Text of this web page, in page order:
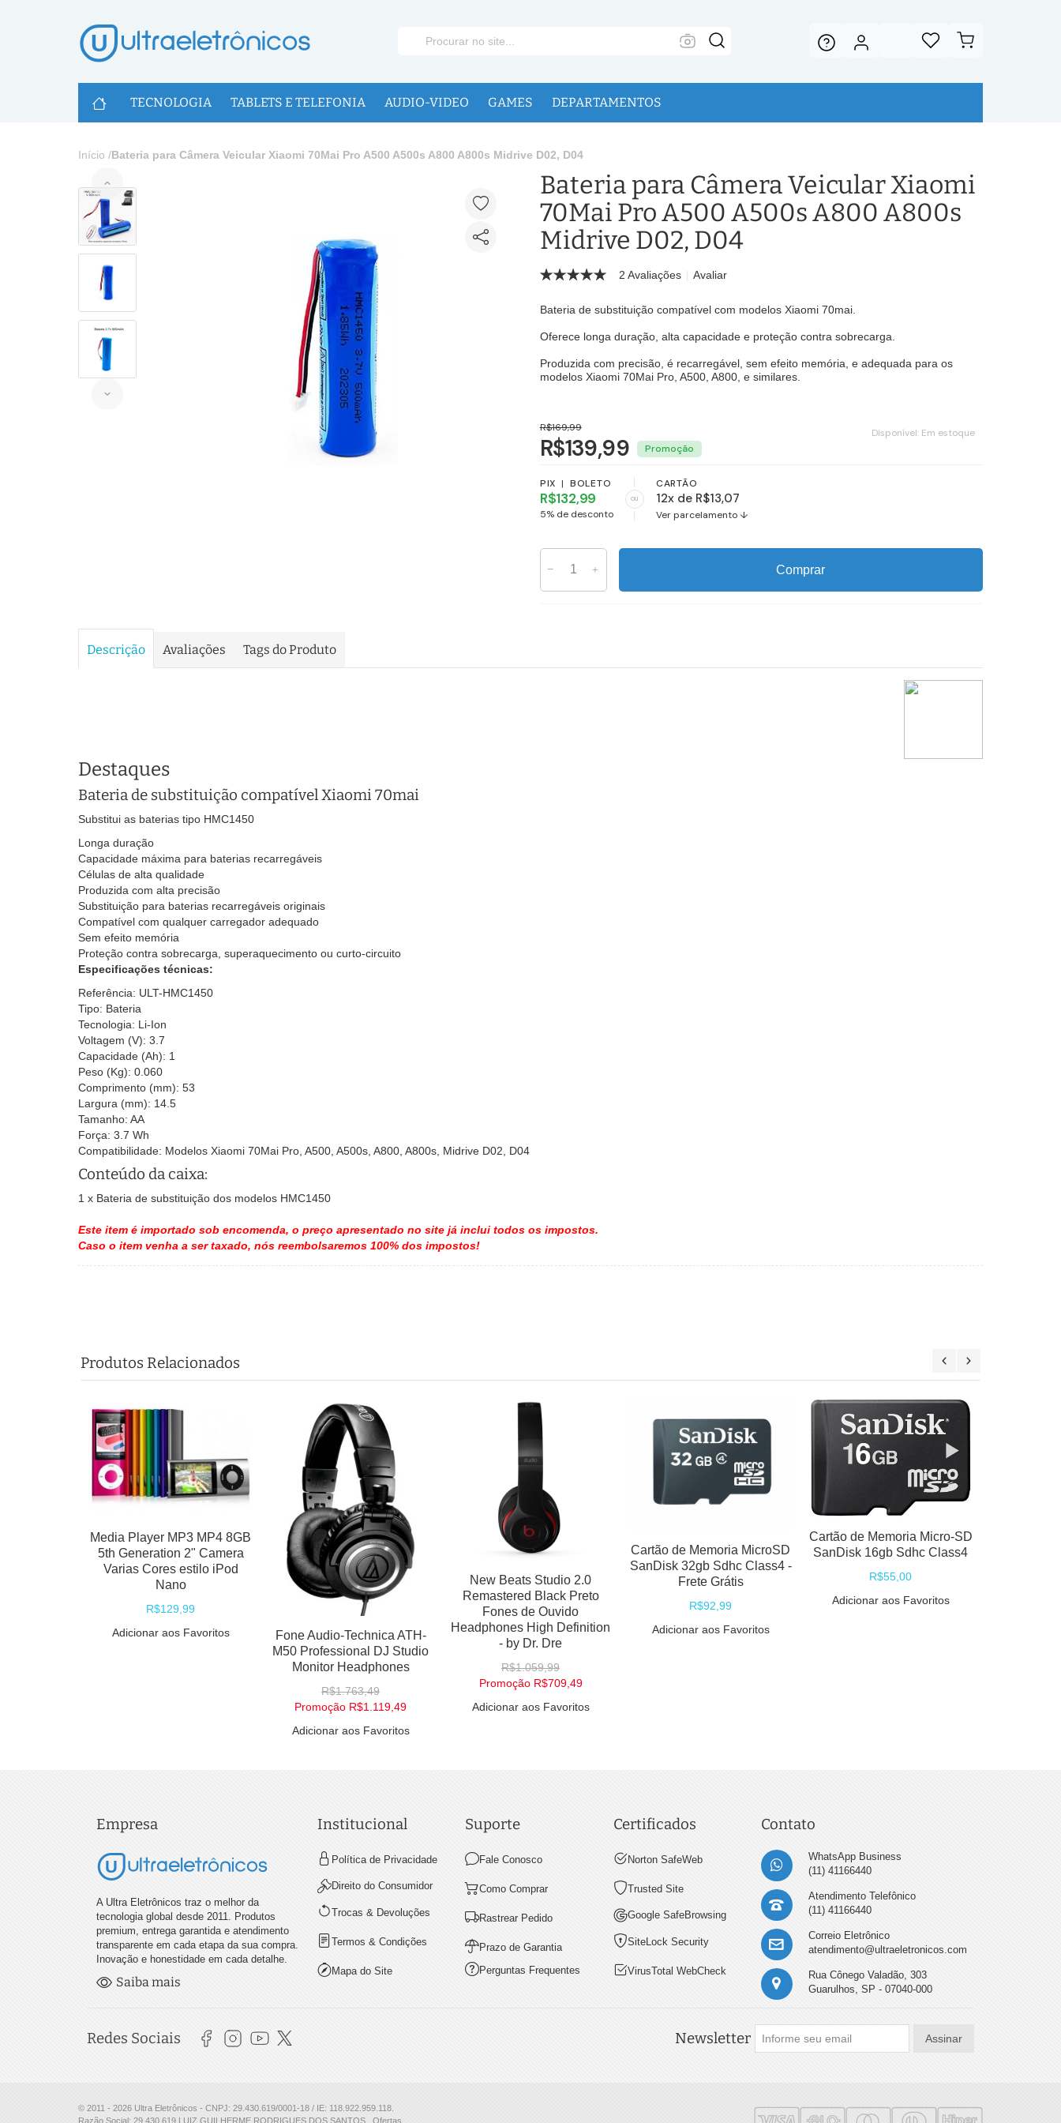
U
TECNOLOGIA TABLETS E TELEFONIA AUDIO-VIDEO GAMES DEPARTAMENTOS
Início /Bateria para Câmera Veicular Xiaomi 70Mai Pro A500 A500s A800 A800s Midrive D02, D04
Bateria para Câmera Veicular Xiaomi
70Mai Pro A500 A500s A800 A800s
Midrive D02, D04
2 Avaliações Avaliar
Bateria de substituição compatível com modelos Xiaomi 70mai.
Oferece longa duração, alta capacidade e proteção contra sobrecarga.
Produzida com precisão, é recarregável, sem efeito memória, e adequada para os
modelos Xiaomi 70Mai Pro, A500, A800, e similares.
Disponível: Em estoque
R$169,99
R$139,99
PIX | BOLETO
R$132,99
5% de desconto
ou
CARTÃO
12x de R$13,07
Ver parcelamento ↓
Comprar
Descrição Avaliações Tags do Produto
Destaques
Bateria de substituição compatível Xiaomi 70mai
Substitui as baterias tipo HMC1450
Longa duração
Capacidade máxima para baterias recarregáveis
Células de alta qualidade
Produzida com alta precisão
Substituição para baterias recarregáveis originais
Compatível com qualquer carregador adequado
Sem efeito memória
Proteção contra sobrecarga, superaquecimento ou curto-circuito
Especificações técnicas:
Referência: ULT-HMC1450
Tipo: Bateria
Tecnologia: Li-Ion
Voltagem (V): 3.7
Capacidade (Ah): 1
Peso (Kg): 0.060
Comprimento (mm): 53
Largura (mm): 14.5
Tamanho: AA
Força: 3.7 Wh
Compatibilidade: Modelos Xiaomi 70Mai Pro, A500, A500s, A800, A800s, Midrive D02, D04
Conteúdo da caixa:
1 x Bateria de substituição dos modelos HMC1450
Este item é importado sob encomenda, o preço apresentado no site já inclui todos os impostos.
Caso o item venha a ser taxado, nós reembolsaremos 100% dos impostos!
Produtos Relacionados
Media Player MP3 MP4 8GB
5th Generation 2" Camera
Varias Cores estilo iPod
Nano
R$129,99
Adicionar aos Favoritos
Fone Audio-Technica ATH-
M50 Professional DJ Studio
Monitor Headphones
R$1.763,49
Promoção R$1.119,49
Adicionar aos Favoritos
New Beats Studio 2.0
Remastered Black Preto
Fones de Ouvido
Headphones High Definition
- by Dr. Dre
R$1.059,99
Promoção R$709,49
Adicionar aos Favoritos
Cartão de Memoria MicroSD
SanDisk 32gb Sdhc Class4 -
Frete Grátis
R$92,99
Adicionar aos Favoritos
Cartão de Memoria Micro-SD
SanDisk 16gb Sdhc Class4
R$55,00
Adicionar aos Favoritos
Empresa
A Ultra Eletrônicos traz o melhor da
tecnologia global desde 2011. Produtos
premium, entrega garantida e atendimento
transparente em cada etapa da sua compra.
Inovação e honestidade em cada detalhe.
Saiba mais
Institucional
Política de Privacidade
Direito do Consumidor
Trocas & Devoluções
Termos & Condições
Mapa do Site
Suporte
Fale Conosco
Como Comprar
Rastrear Pedido
Prazo de Garantia
Perguntas Frequentes
Certificados
Norton SafeWeb
Trusted Site
Google SafeBrowsing
SiteLock Security
VirusTotal WebCheck
Contato
WhatsApp Business
(11) 41166440
Atendimento Telefônico
(11) 41166440
Correio Eletrônico
atendimento@ultraeletronicos.com
Rua Cônego Valadão, 303
Guarulhos, SP - 07040-000
Redes Sociais Newsletter Assinar
© 2011 - 2026 Ultra Eletrônicos - CNPJ: 29.430.619/0001-18 / IE: 118.922.959.118.
Razão Social: 29.430.619 LUIZ GUILHERME RODRIGUES DOS SANTOS . Ofertas